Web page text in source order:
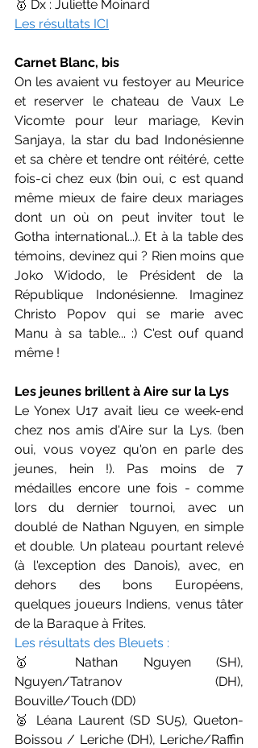
🥇 Dx : Juliette Moinard
Les résultats ICI
Carnet Blanc, bis
On les avaient vu festoyer au Meurice
et reserver le chateau de Vaux Le
Vicomte pour leur mariage, Kevin
Sanjaya, la star du bad Indonésienne
et sa chère et tendre ont réitéré, cette
fois-ci chez eux (bin oui, c est quand
même mieux de faire deux mariages
dont un où on peut inviter tout le
Gotha international...). Et à la table des
témoins, devinez qui ? Rien moins que
Joko Widodo, le Président de la
République Indonésienne. Imaginez
Christo Popov qui se marie avec
Manu à sa table... :) C'est ouf quand
même !
Les jeunes brillent à Aire sur la Lys
Le Yonex U17 avait lieu ce week-end
chez nos amis d'Aire sur la Lys. (ben
oui, vous voyez qu'on en parle des
jeunes, hein !). Pas moins de 7
médailles encore une fois - comme
lors du dernier tournoi, avec un
doublé de Nathan Nguyen, en simple
et double. Un plateau pourtant relevé
(à l'exception des Danois), avec, en
dehors des bons Européens,
quelques joueurs Indiens, venus tâter
de la Baraque à Frites.
Les résultats des Bleuets :
🥇 Nathan Nguyen (SH),
Nguyen/Tatranov (DH),
Bouville/Touch (DD)
🥈 Léana Laurent (SD SU5), Queton-
Boissou / Leriche (DH), Leriche/Raffin